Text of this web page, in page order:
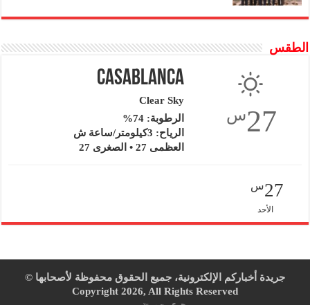
الطقس
27س
Casablanca
Clear Sky
الرطوبة: 74%
الرياح: 3كيلومتر/ساعة ش
العظمى 27 • الصغرى 27
27س
الأحد
جريدة أخباركم الإلكترونية، جميع الحقوق محفوظة لأصحابها ©
Copyright 2026, All Rights Reserved